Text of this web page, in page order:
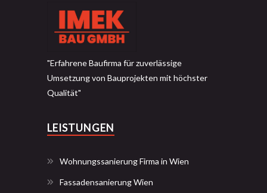
"Erfahrene Baufirma für zuverlässige
Umsetzung von Bauprojekten mit höchster
Qualität"
LEISTUNGEN
Wohnungssanierung Firma in Wien
Fassadensanierung Wien